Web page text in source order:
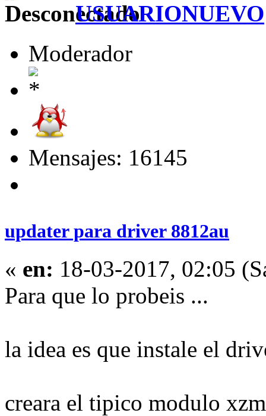
USUARIONUEVO
Moderador
Mensajes: 16145
updater para driver 8812au
« en: 18-03-2017, 02:05
Para que lo probeis ...
la idea es que instale el
creara el tipico modulo